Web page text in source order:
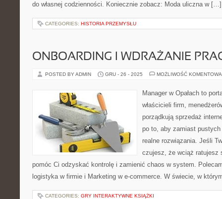
do własnej codzienności. Koniecznie zobacz: Moda uliczna w […]
CATEGORIES: HISTORIA PRZEMYSŁU
ONBOARDING I WDRAŻANIE
POSTED BY ADMIN GRU - 26 - 2025 MOŻLIWOŚĆ
Manager w Opałach to
właścicieli firm,
porządkują sprzedaż
po to, aby zamiast
realne rozwiązania. Jeśli
czujesz, że wciąż ratujesz
pomóc Ci odzyskać kontrolę i zamienić chaos w system.
logistyka w firmie i Marketing w e-commerce. W świecie, w
CATEGORIES: GRY INTERAKTYWNE KSIĄŻKI